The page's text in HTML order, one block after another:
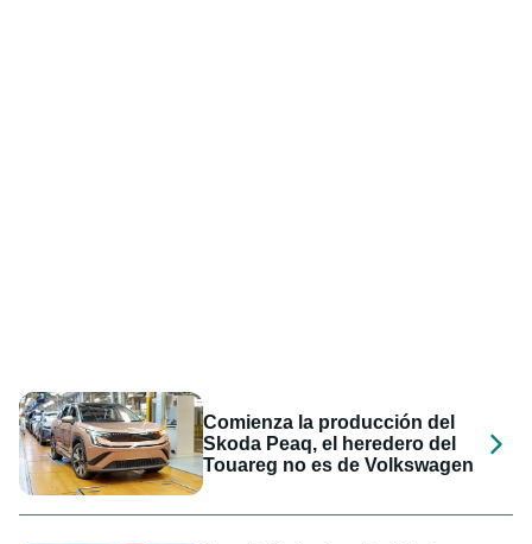
Comienza la producción del
Skoda Peaq, el heredero del
Touareg no es de Volkswagen